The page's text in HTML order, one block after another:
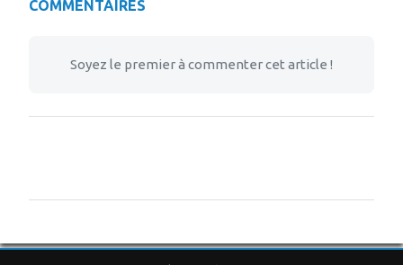
COMMENTAIRES
Soyez le premier à commenter cet article !